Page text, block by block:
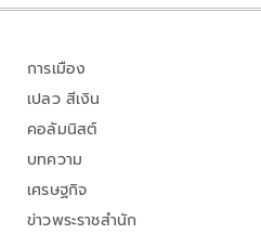
การเมือง
เปลว สีเงิน
คอลัมนิสต์
บทความ
เศรษฐกิจ
ข่าวพระราชสำนัก